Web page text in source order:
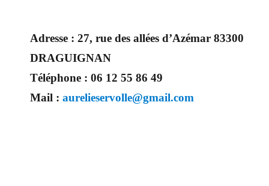
Adresse : 27, rue des allées d’Azémar 83300
DRAGUIGNAN
Téléphone : 06 12 55 86 49
Mail : aurelieservolle@gmail.com